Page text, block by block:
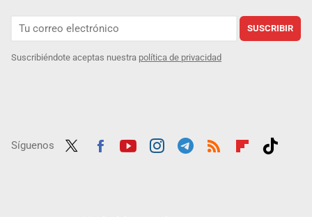
SUSCRIBIR
Suscribiéndote aceptas nuestra política de privacidad
Síguenos